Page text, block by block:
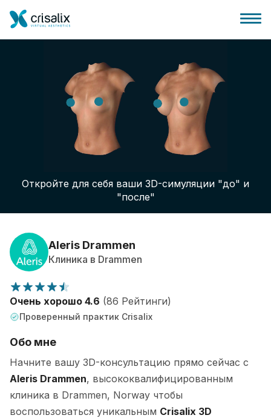
Главная хирурга
Бизнес Платформа
Планы
Откройте для себя ваши 3D-симуляции "до" и
"после"
Aleris Drammen
Клиника в Drammen
Очень хорошо 4.6 (86 Рейтинги)
Проверенный практик Crisalix
Обо мне
Начните вашу 3D-консультацию прямо сейчас с
Aleris Drammen, высококвалифицированным
клиника в Drammen, Norway чтобы
воспользоваться уникальным Crisalix 3D